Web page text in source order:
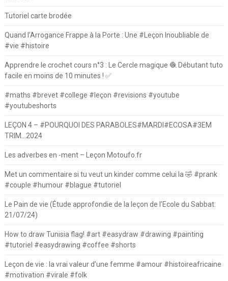
Tutoriel carte brodée
Quand l’Arrogance Frappe à la Porte : Une #Leçon Inoubliable de
#vie #histoire
Apprendre le crochet cours n°3 : Le Cercle magique 🧶 Débutant tuto
facile en moins de 10 minutes ! ✅
#maths #brevet #college #leçon #revisions #youtube
#youtubeshorts
LEÇON 4 – #POURQUOI DES PARABOLES#MARDI#ECOSA#3EM
TRIM…2024
Les adverbes en -ment – Leçon Motoufo.fr
Met un commentaire si tu veut un kinder comme celui la 🤣 #prank
#couple #humour #blague #tutoriel
Le Pain de vie (Étude approfondie de la leçon de l’Ecole du Sabbat:
21/07/24)
How to draw Tunisia flag! #art #easydraw #drawing #painting
#tutoriel #easydrawing #coffee #shorts
Leçon de vie : la vrai valeur d’une femme #amour #histoireafricaine
#motivation #virale #folk